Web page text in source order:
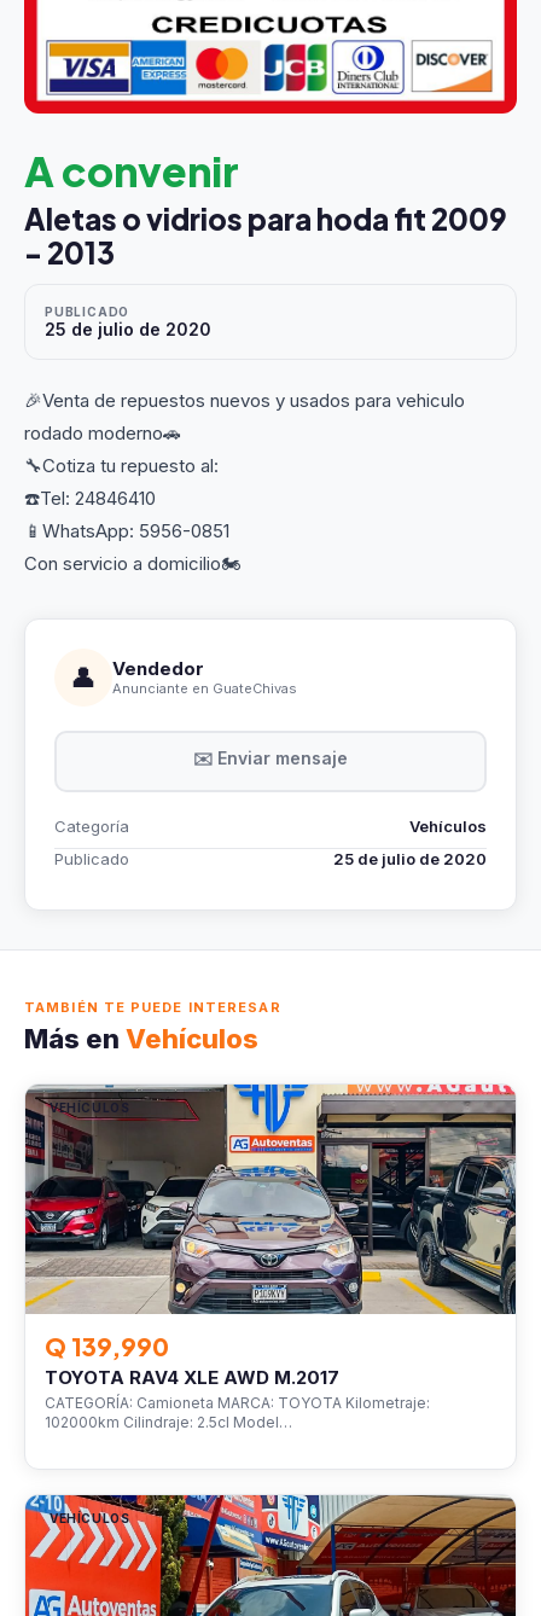
A convenir
Aletas o vidrios para hoda fit 2009
- 2013
PUBLICADO
25 de julio de 2020
🎉Venta de repuestos nuevos y usados para vehiculo
rodado moderno🚗
🔧Cotiza tu repuesto al:
☎️Tel: 24846410
📱WhatsApp: 5956-0851
Con servicio a domicilio🏍
👤 Vendedor
Anunciante en GuateChivas
✉️ Enviar mensaje
Categoría
Vehículos
Publicado
25 de julio de 2020
TAMBIÉN TE PUEDE INTERESAR
Más en Vehículos
VEHÍCULOS
Q 139,990
TOYOTA RAV4 XLE AWD M.2017
CATEGORÍA: Camioneta MARCA: TOYOTA Kilometraje:
102000km Cilindraje: 2.5cl Model…
VEHÍCULOS